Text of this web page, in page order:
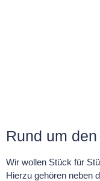
Rund um
Wir wollen Stück für
Hierzu gehören neben